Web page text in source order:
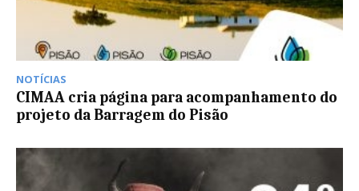
NOTÍCIAS
CIMAA cria página para acompanhamento do
projeto da Barragem do Pisão